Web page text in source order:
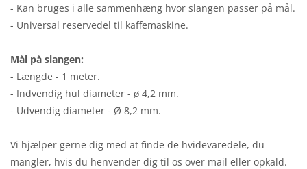
- Kan bruges i alle sammenhæng hvor slangen passer på mål.
- Universal reservedel til kaffemaskine.
Mål på slangen:
- Længde - 1 meter.
- Indvendig hul diameter - ø 4,2 mm.
- Udvendig diameter - Ø 8,2 mm.
Vi hjælper gerne dig med at finde de hvidevaredele, du
mangler, hvis du henvender dig til os over mail eller opkald.